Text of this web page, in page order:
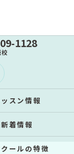
1128
ッスン情報
新着情報
ールの特徴